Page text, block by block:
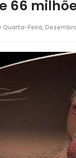
66
Quarta-Feira, Dezembro